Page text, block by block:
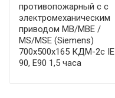
противопожарный с с
электромеханическим
приводом МВ/МВЕ /
MS/MSE (Siemens)
700x500x165 КДМ-2с IE
90, E90 1,5 часа